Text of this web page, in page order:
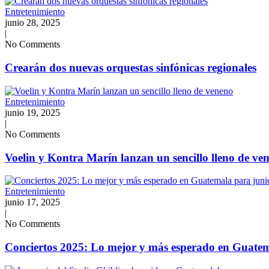
Entretenimiento
junio 28, 2025
|
No Comments
Crearán dos nuevas orquestas sinfónicas regionales
Entretenimiento
junio 19, 2025
|
No Comments
Voelin y Kontra Marín lanzan un sencillo lleno de
Entretenimiento
junio 17, 2025
|
No Comments
Conciertos 2025: Lo mejor y más esperado en